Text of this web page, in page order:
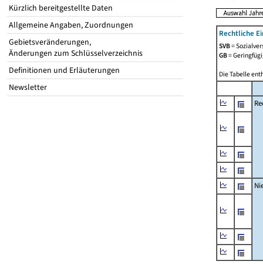
Kürzlich bereitgestellte Daten
Allgemeine Angaben, Zuordnungen
Gebietsveränderungen,
Änderungen zum Schlüsselverzeichnis
Definitionen und Erläuterungen
Newsletter
Rechtliche
SVB=
GB=
Die Tabelle